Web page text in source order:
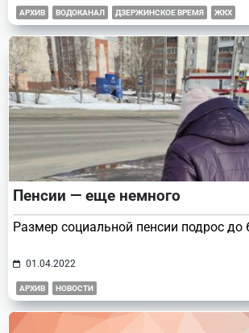
АРХИВ ВОДОКАНАЛ ДЗЕРЖИНСКОЕ ВРЕМЯ ЖКХ
Пенсии — еще немного
Размер социальной пенсии подрос до
01.04.2022
АРХИВ НОВОСТИ